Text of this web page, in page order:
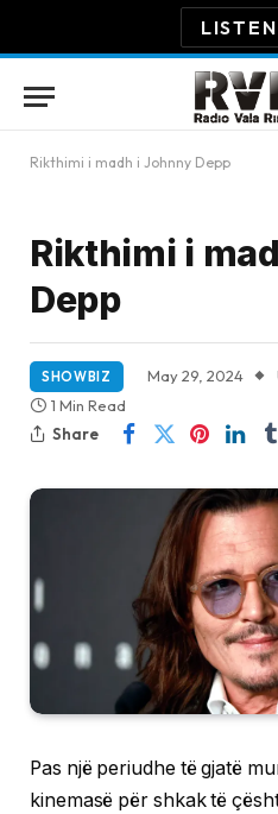
Rikthimi i madh i Johnny Depp
Rikthimi i
Depp
SHOWBIZ May 29, 2024
1 Min Read
Share
Pas një periudhe të gjatë
kinemasë për shkak të